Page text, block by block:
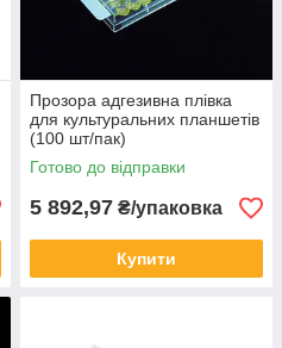
Прозора адгезивна плівка
для культуральних планшетів
(100 шт/пак)
Готово до відправки
5 892,97 ₴/упаковка
Купити